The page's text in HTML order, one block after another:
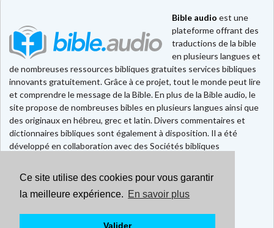
Ce site utilise des cookies pour vous garantir
la meilleure expérience. En savoir plus
Valider
Bible audio est une
plateforme offrant des
traductions de la bible
en plusieurs langues et
de nombreuses ressources bibliques gratuites services bibliques
innovants gratuitement. Grâce à ce projet, tout le monde peut lire
et comprendre le message de la Bible. En plus de la Bible audio, le
site propose de nombreuses bibles en plusieurs langues ainsi que
des originaux en hébreu, grec et latin. Divers commentaires et
dictionnaires bibliques sont également à disposition. Il a été
développé en collaboration avec des Sociétés bibliques
Faire un don
Contact